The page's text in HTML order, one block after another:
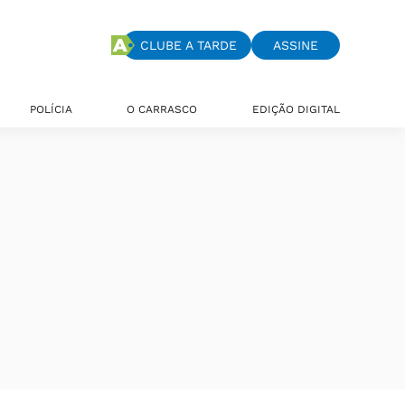
CLUBE A TARDE ASSINE
POLÍCIA O CARRASCO EDIÇÃO DIGITAL